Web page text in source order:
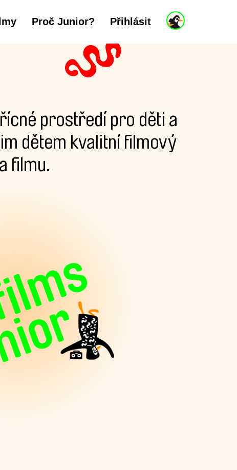
J
u
Proč Junior? Přihlásit
prostředí pro děti a
dětem kvalitní filmový
filmu.